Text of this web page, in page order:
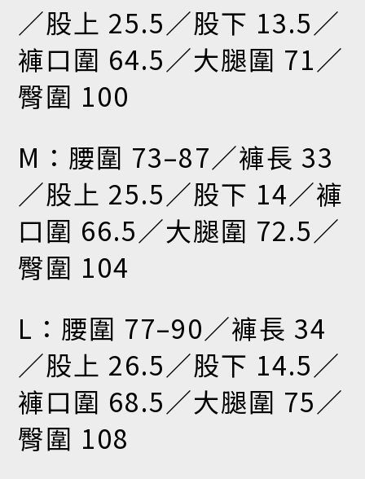
／股上 25.5／股下 13.5／
褲口圍 64.5／大腿圍 71／
臀圍 100
M：腰圍 73–87／褲長 33
／股上 25.5／股下 14／褲
口圍 66.5／大腿圍 72.5／
臀圍 104
L：腰圍 77–90／褲長 34
／股上 26.5／股下 14.5／
褲口圍 68.5／大腿圍 75／
臀圍 108